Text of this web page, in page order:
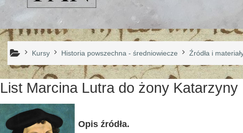
Kursy Historia powszechna - średniowiecze Źródła i
List Marcina Lutra do żony Katarzyny
Opis źródła.